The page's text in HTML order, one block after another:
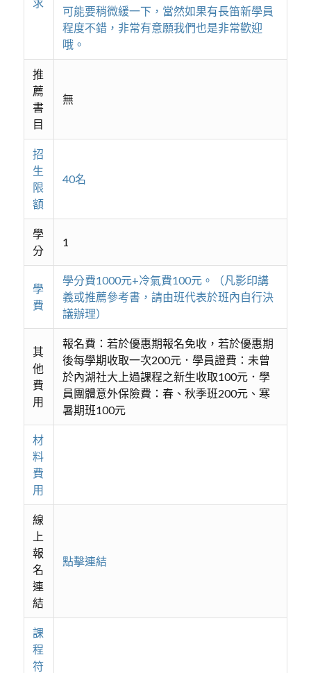
可能要稍微緩一下，當然如果有長笛新學員
程度不錯，非常有意願我們也是非常歡迎
哦。
推
薦
書
目
無
招
生
限
額
40名
學
分
1
學
費
學分費1000元+冷氣費100元。（凡影印講
義或推薦參考書，請由班代表於班內自行決
議辦理）
其
他
費
用
報名費：若於優惠期報名免收，若於優惠期
後每學期收取一次200元．學員證費：未曾
於內湖社大上過課程之新生收取100元．學
員團體意外保險費：春、秋季班200元、寒
暑期班100元
材
料
費
用
線
上
報
名
連
結
點擊連結
課
程
符